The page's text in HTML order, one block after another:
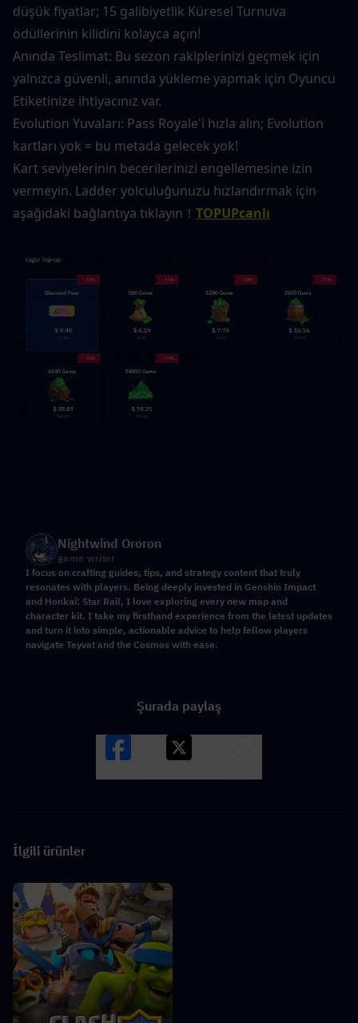
düşük fiyatlar; 15 galibiyetlik Küresel Turnuva
ödüllerinin kilidini kolayca açın!
Anında Teslimat: Bu sezon rakiplerinizi geçmek için
yalnızca güvenli, anında yükleme yapmak için Oyuncu
Etiketinize ihtiyacınız var.
Evolution Yuvaları: Pass Royale'i hızla alın; Evolution
kartları yok = bu metada gelecek yok!
Kart seviyelerinin becerilerinizi engellemesine izin
vermeyin. Ladder yolculuğunuzu hızlandırmak için
aşağıdaki bağlantıya tıklayın！ TOPUPcanlı
Nightwind Ororon
game writer
I focus on crafting guides, tips, and strategy content that truly
resonates with players. Being deeply invested in Genshin Impact
and Honkai: Star Rail, I love exploring every new map and
character kit. I take my firsthand experience from the latest updates
and turn it into simple, actionable advice to help fellow players
navigate Teyvat and the Cosmos with ease.
Şurada paylaş
İlgili ürünler